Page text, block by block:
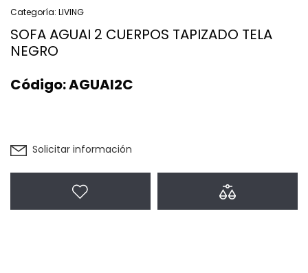
Categoría: LIVING
SOFA AGUAI 2 CUERPOS TAPIZADO TELA
NEGRO
Código:AGUAI2C
Solicitar información